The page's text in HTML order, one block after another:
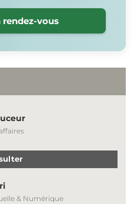
rendez-vous
& Numérique